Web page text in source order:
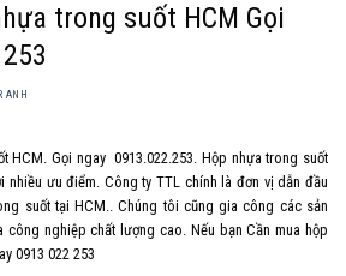
trong suốt HCM Gọi
ANH
HCM. Gọi ngay 0913.022.253. Hộp nhựa trong suốt
ưu điểm. Công ty TTL chính là đơn vị dẫn đầu
suốt tại HCM.. Chúng tôi cũng gia công các sản
công nghiệp chất lượng cao. Nếu bạn Cần mua hộp
0913 022 253